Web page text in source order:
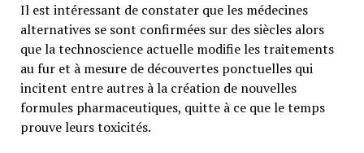
Il est intéressant de constater que les médecines
alternatives se sont confirmées sur des siècles alors
que la technoscience actuelle modifie les traitements
au fur et à mesure de découvertes ponctuelles qui
incitent entre autres à la création de nouvelles
formules pharmaceutiques, quitte à ce que le temps
prouve leurs toxicités.